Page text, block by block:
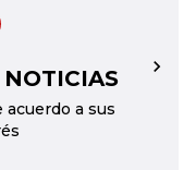
acuerdo a sus
→